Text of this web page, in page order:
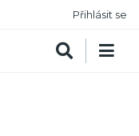
Přihlásit se